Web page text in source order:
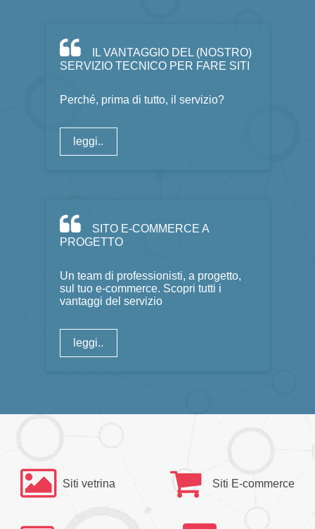
IL VANTAGGIO DEL (NOSTRO)
SERVIZIO TECNICO PER FARE SITI
Perché, prima di tutto, il servizio?
leggi..
SITO E-COMMERCE A
PROGETTO
Un team di professionisti, a progetto,
sul tuo e-commerce. Scopri tutti i
vantaggi del servizio
leggi..
Siti vetrina Siti E-commerce